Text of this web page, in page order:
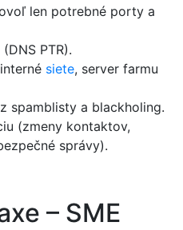
len potrebné porty a
PTR).
siete, server farmu
spamblisty a blackholing.
(zmeny kontaktov,
správy).
– SME